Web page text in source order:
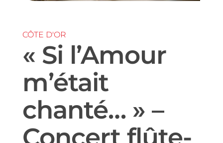
CÔTE D'OR
« Si l’Amour
m’était
chanté… » –